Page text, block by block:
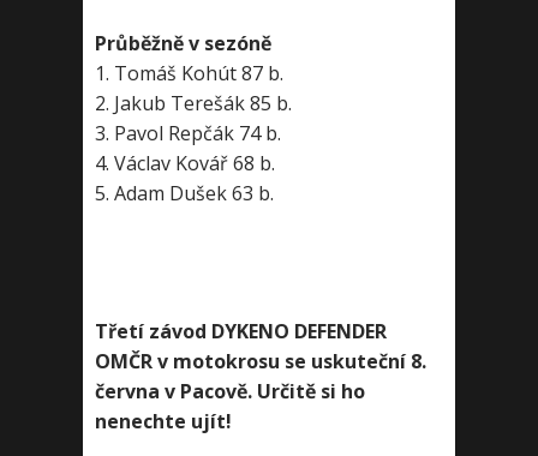
Průběžně v sezóně
1. Tomáš Kohút 87 b.
2. Jakub Terešák 85 b.
3. Pavol Repčák 74 b.
4. Václav Kovář 68 b.
5. Adam Dušek 63 b.
Třetí závod DYKENO DEFENDER
OMČR v motokrosu se uskuteční 8.
června v Pacově. Určitě si ho
nenechte ujít!